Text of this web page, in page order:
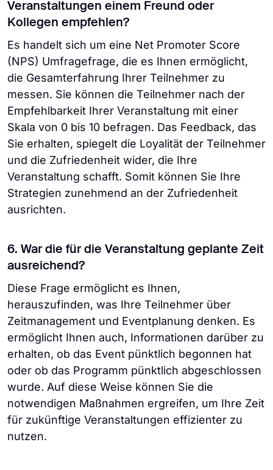
Veranstaltungen einem Freund oder
Kollegen empfehlen?
Es handelt sich um eine Net Promoter Score
(NPS) Umfragefrage, die es Ihnen ermöglicht,
die Gesamterfahrung Ihrer Teilnehmer zu
messen. Sie können die Teilnehmer nach der
Empfehlbarkeit Ihrer Veranstaltung mit einer
Skala von 0 bis 10 befragen. Das Feedback, das
Sie erhalten, spiegelt die Loyalität der Teilnehmer
und die Zufriedenheit wider, die Ihre
Veranstaltung schafft. Somit können Sie Ihre
Strategien zunehmend an der Zufriedenheit
ausrichten.
6. War die für die Veranstaltung geplante Zeit
ausreichend?
Diese Frage ermöglicht es Ihnen,
herauszufinden, was Ihre Teilnehmer über
Zeitmanagement und Eventplanung denken. Es
ermöglicht Ihnen auch, Informationen darüber zu
erhalten, ob das Event pünktlich begonnen hat
oder ob das Programm pünktlich abgeschlossen
wurde. Auf diese Weise können Sie die
notwendigen Maßnahmen ergreifen, um Ihre Zeit
für zukünftige Veranstaltungen effizienter zu
nutzen.